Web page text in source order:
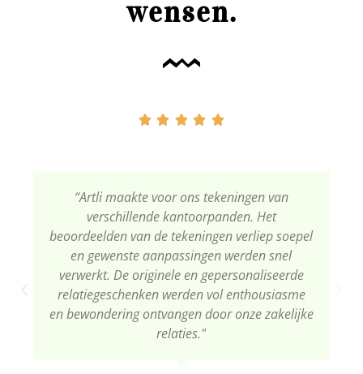
wensen.
    
“Artli maakte voor ons tekeningen van
verschillende kantoorpanden. Het
beoordeelden van de tekeningen verliep soepel
en gewenste aanpassingen werden snel
verwerkt. De originele en gepersonaliseerde
relatiegeschenken werden vol enthousiasme
en bewondering ontvangen door onze zakelijke
relaties."